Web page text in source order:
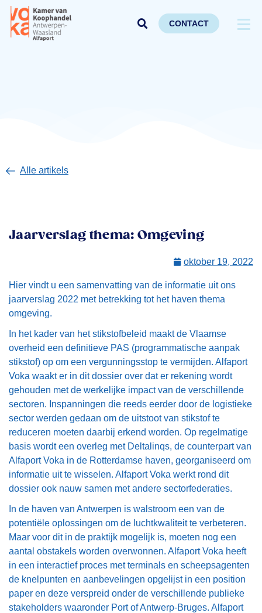
CONTACT
Alle artikels
Jaarverslag thema: Omgeving
oktober 19, 2022
Hier vindt u een samenvatting van de informatie uit ons
jaarverslag 2022 met betrekking tot het haven thema
omgeving.
In het kader van het stikstofbeleid maakt de Vlaamse
overheid een definitieve PAS (programmatische aanpak
stikstof) op om een vergunningsstop te vermijden. Alfaport
Voka waakt er in dit dossier over dat er rekening wordt
gehouden met de werkelijke impact van de verschillende
sectoren. Inspanningen die reeds eerder door de logistieke
sector werden gedaan om de uitstoot van stikstof te
reduceren moeten daarbij erkend worden. Op regelmatige
basis wordt een overleg met Deltalinqs, de counterpart van
Alfaport Voka in de Rotterdamse haven, georganiseerd om
informatie uit te wisselen. Alfaport Voka werkt rond dit
dossier ook nauw samen met andere sectorfederaties.
In de haven van Antwerpen is walstroom een van de
potentiële oplossingen om de luchtkwaliteit te verbeteren.
Maar voor dit in de praktijk mogelijk is, moeten nog een
aantal obstakels worden overwonnen. Alfaport Voka heeft
in een interactief proces met terminals en scheepsagenten
de knelpunten en aanbevelingen opgelijst in een position
paper en deze verspreid onder de verschillende publieke
stakeholders waaronder Port of Antwerp-Bruges. Alfaport